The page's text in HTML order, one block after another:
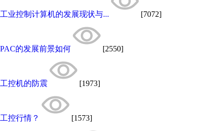
工业控制计算机的发展现状与... [7072]
PAC的发展前景如何 [2550]
工控机的防震 [1973]
工控行情？ [1573]